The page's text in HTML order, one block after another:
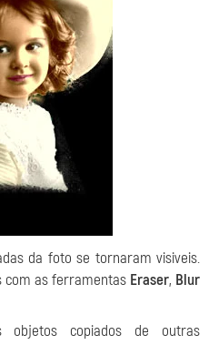
da foto se tornaram visiveis.
com as ferramentas Eraser, Blur
objetos copiados de outras